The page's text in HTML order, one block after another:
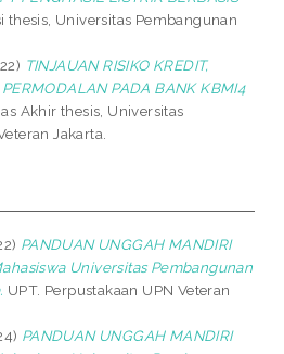
thesis, Universitas Pembangunan
TINJAUAN RISIKO KREDIT,
PADA BANK KBMI4
Akhir thesis, Universitas
Jakarta.
PANDUAN UNGGAH MANDIRI
Universitas Pembangunan
UPT. Perpustakaan UPN Veteran
PANDUAN UNGGAH MANDIRI